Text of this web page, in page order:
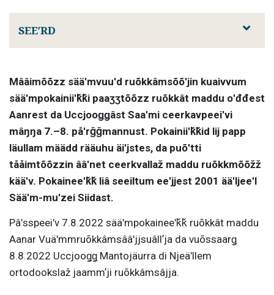
SEEʹRD
Mââimõõzz sääʹmvuuʹd ruõkkâmsõõʹjin kuaivvum
sääʹmpokainiiʹǩǩi paaʒʒtõõzz ruõkkât maddu oʹđđest
Aanrest da Uccjooǥǥâst Saaʹmi ceerkavpeeiʹvi
mâŋŋa 7.–8. påʹrǧǧmannust. Pokainiiʹǩǩid lij papp
läullam määdd rääuhu äiʹjstes, da puõʹtti
tååimtõõzzin ââʹnet ceerkvallaž maddu ruõkkmõõžž
kääʹv. Pokaineeʹǩǩ liâ seeiltum eeʹjjest 2001 ääʹljeeʹl
Sääʹm-muʹzei Siidast.
Pâʹsspeeiʹv 7.8.2022 sääʹmpokaineeʹǩǩ ruõkkât maddu
Aanar Vuäʹmmruõkkâmsââʹjjsuâllʼja da vuõssaarǥ
8.8.2022 Uccjooǥǥ Mantojäurra di Njeäʹllem
ortodookslaž jaammʼji ruõkkâmsâjja.